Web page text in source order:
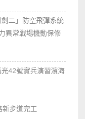
二」防空飛彈系統
異常戰場機動保修
42號實兵演習濱海
新步道完工